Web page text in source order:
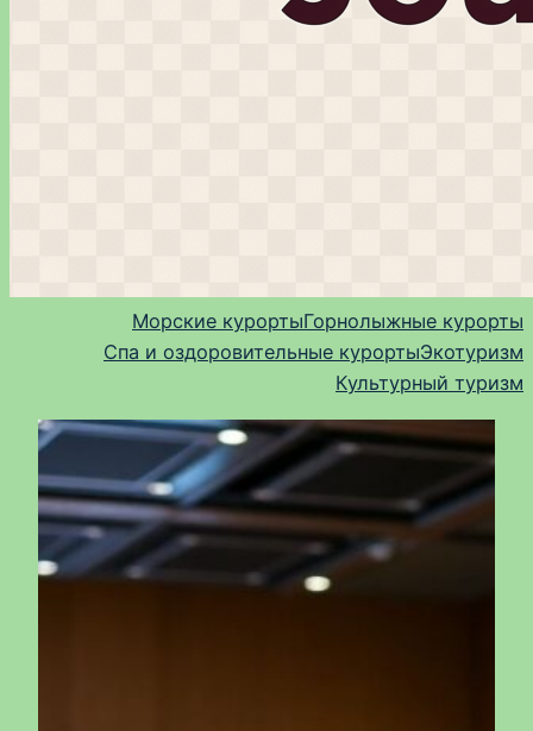
Морские курортыГорнолыжные курорты
Спа и оздоровительные курортыЭкотуризм
Культурный туризм